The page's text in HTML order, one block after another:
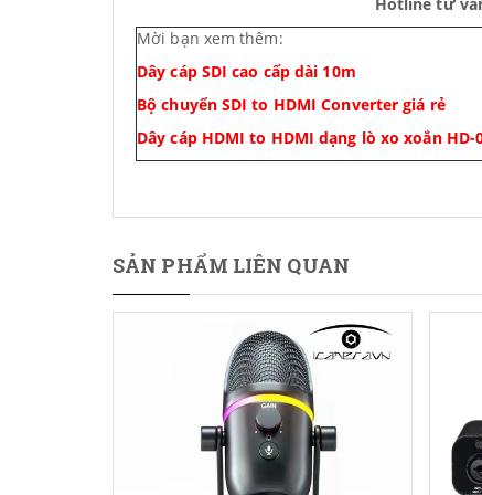
Mời bạn xem thêm:
Dây cáp SDI cao cấp dài 10m
Bộ chuyển SDI to HDMI Converter giá rẻ
Dây cáp HDMI to HDMI dạng lò xo xoắn HD-
SẢN PHẨM LIÊN QUAN